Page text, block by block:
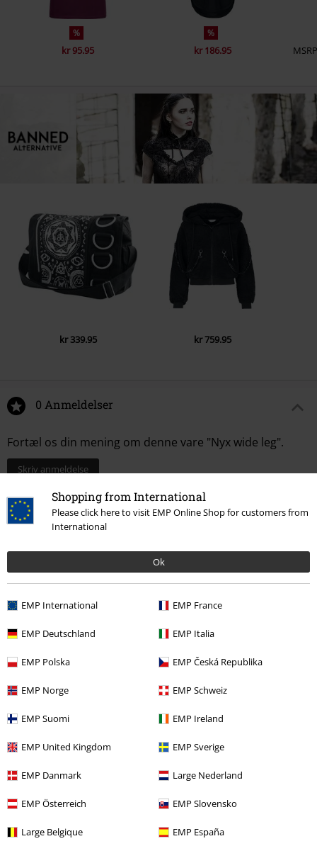
Shopping from International
Please click here to visit EMP Online Shop for customers from
International
Ok
EMP International EMP France
EMP Deutschland EMP Italia
EMP Polska EMP Česká Republika
EMP Norge EMP Schweiz
EMP Suomi EMP Ireland
EMP United Kingdom EMP Sverige
EMP Danmark Large Nederland
EMP Österreich EMP Slovensko
Large Belgique EMP España
%
kr 95.95
%
kr 186.95
kr 339.95 kr 759.95
0 Anmeldelser
Fortæl os din mening om denne vare "Nyx wide leg".
Skriv anmeldelse
More categories. More options.
Tema Buksers
Tema
Tema
Tema Streetwear damer
Udsalg % Stofbukser